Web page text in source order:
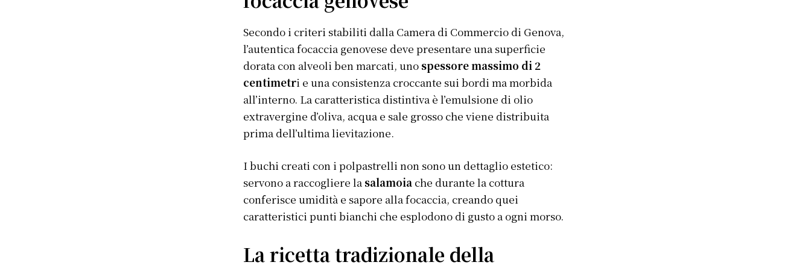
Secondo i criteri stabiliti dalla Camera di Commercio di Genova,
l’autentica focaccia genovese deve presentare una superficie
dorata con alveoli ben marcati, uno spessore massimo di 2
centimetri e una consistenza croccante sui bordi ma morbida
all’interno. La caratteristica distintiva è l’emulsione di olio
extravergine d’oliva, acqua e sale grosso che viene distribuita
prima dell’ultima lievitazione.
I buchi creati con i polpastrelli non sono un dettaglio estetico:
servono a raccogliere la salamoia che durante la cottura
conferisce umidità e sapore alla focaccia, creando quei
caratteristici punti bianchi che esplodono di gusto a ogni morso.
La ricetta tradizionale della